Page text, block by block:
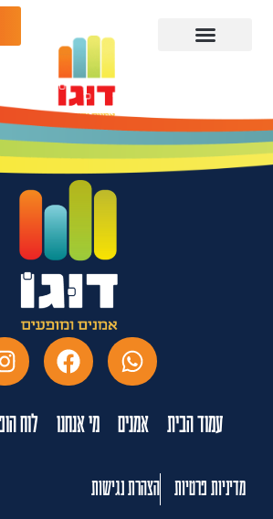
מרכז הבמה גני
עמוד הבית אמנים מי אנחנו לוח
מדיניות פרטיות הצהרת נגישות